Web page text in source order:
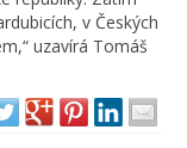
v Českých
uzavírá Tomáš